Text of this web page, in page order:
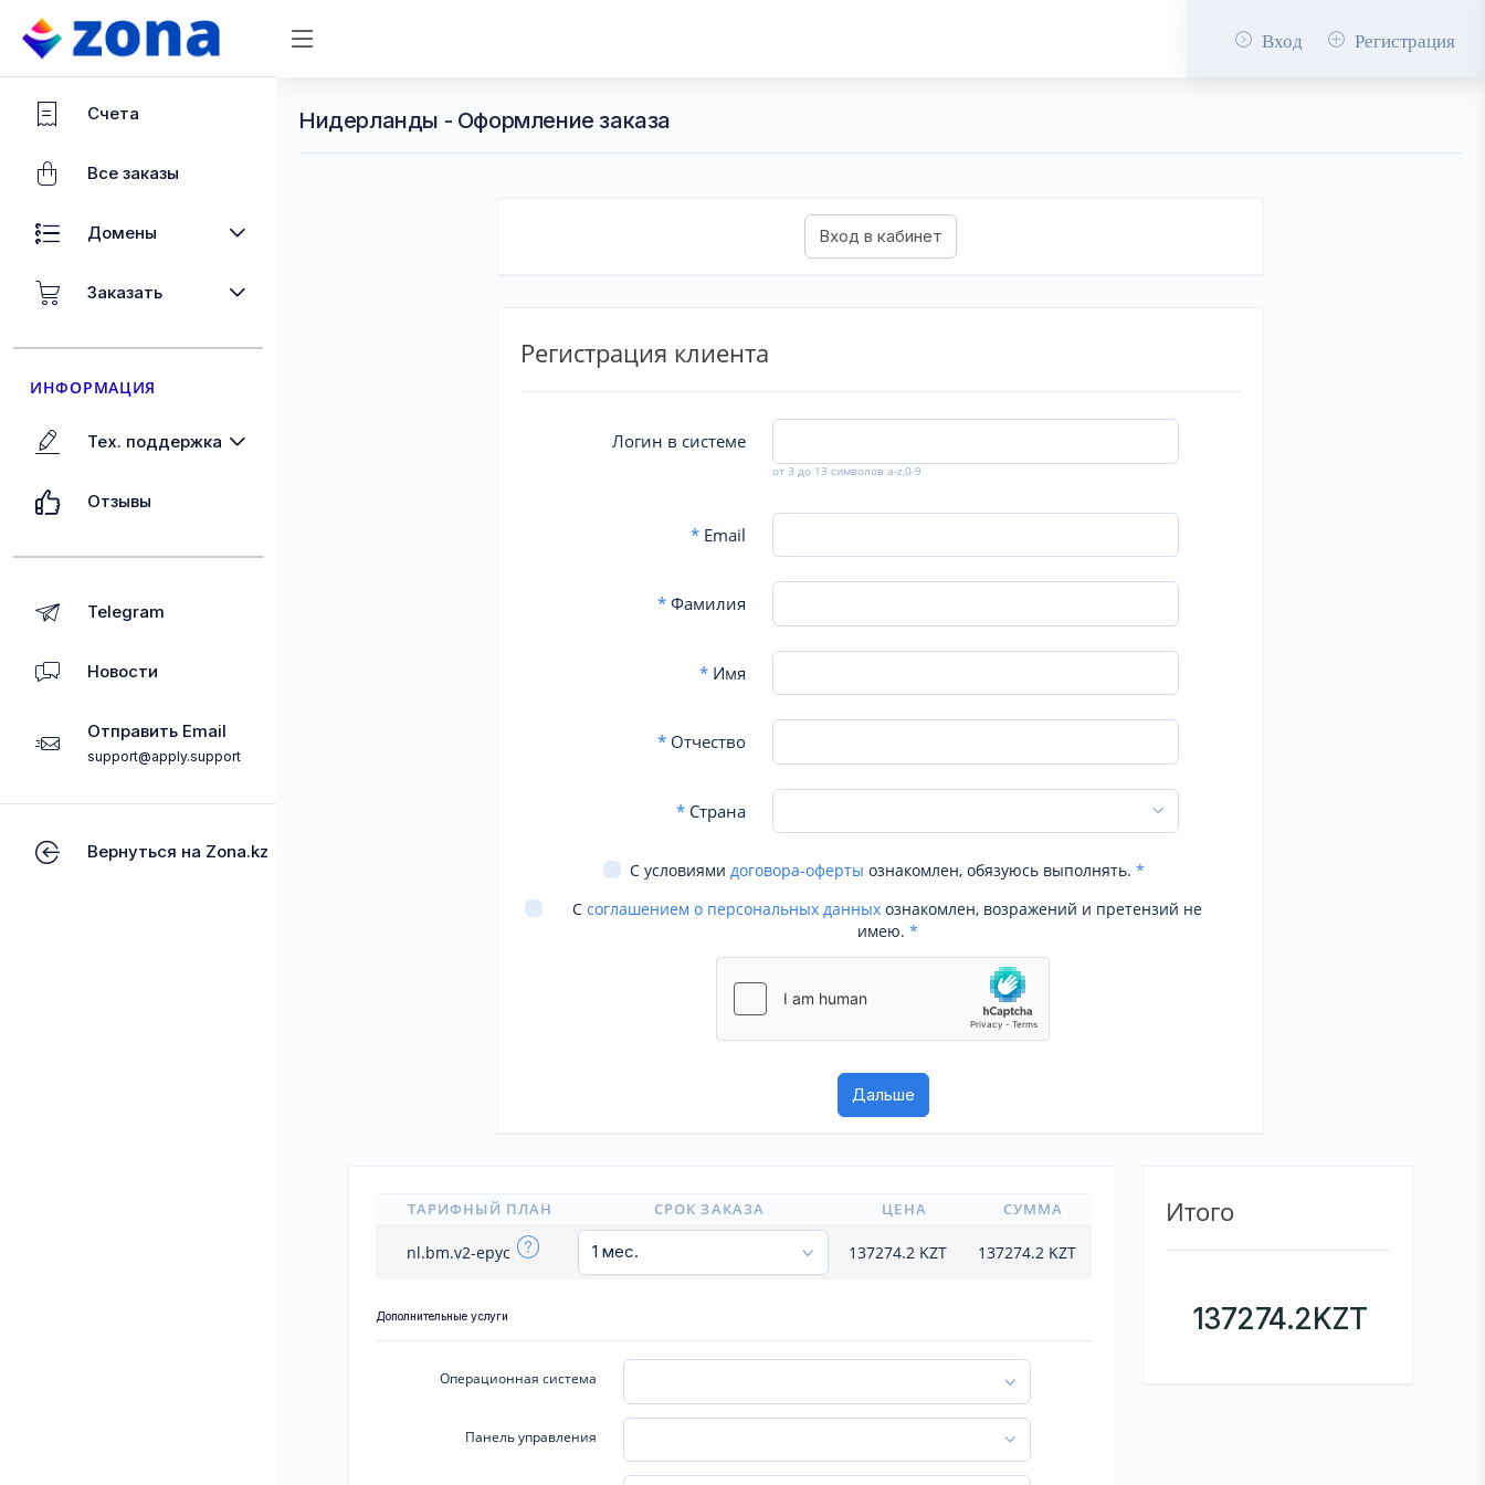
Вход Регистрация
Счета
Все заказы
Домены
Заказать
ИНФОРМАЦИЯ
Тех. поддержка
Отзывы
Telegram
Новости
Отправить Email
support@apply.support
Вернуться на Zona.kz
Нидерланды - Оформление заказа
Регистрация клиента
Логин в системе
от 3 до 13 символов a-z,0-9
*Email
*Фамилия
*Имя
*Отчество
*Страна
С условиями договора-оферты ознакомлен, обязуюсь выполнять. *
С соглашением о персональных данных ознакомлен, возражений и претензий не
имею. *
ТАРИФНЫЙ ПЛАН СРОК ЗАКАЗА ЦЕНА СУММА
nl.bm.v2-epyc 137274.2 KZT 137274.2KZT
Дополнительные услуги
Операционная система
Панель управления
Итого
137274.2KZT